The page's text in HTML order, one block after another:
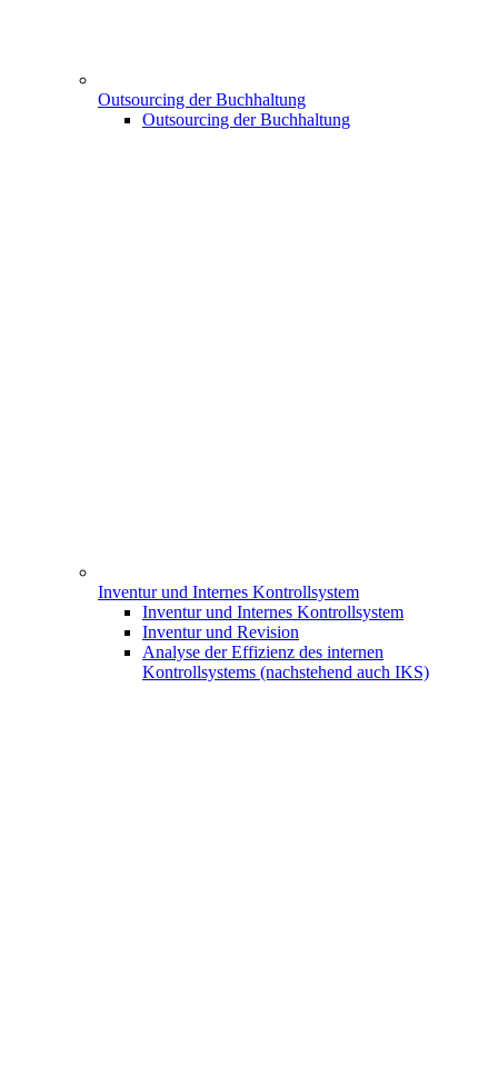
Outsourcing der Buchhaltung
Outsourcing der Buchhaltung
Inventur und Internes Kontrollsystem
Inventur und Internes Kontrollsystem
Inventur und Revision
Analyse der Effizienz des internen
Kontrollsystems (nachstehend auch IKS)